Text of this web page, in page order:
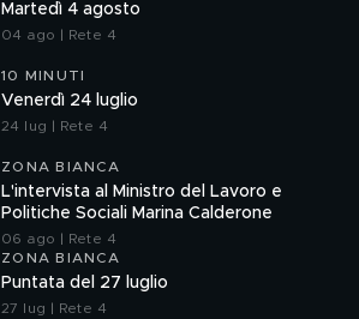
Martedì 4 agosto
04 ago | Rete 4
10 MINUTI
Venerdì 24 luglio
24 lug | Rete 4
ZONA BIANCA
L'intervista al Ministro del Lavoro e
Politiche Sociali Marina Calderone
06 ago | Rete 4
ZONA BIANCA
Puntata del 27 luglio
27 lug | Rete 4